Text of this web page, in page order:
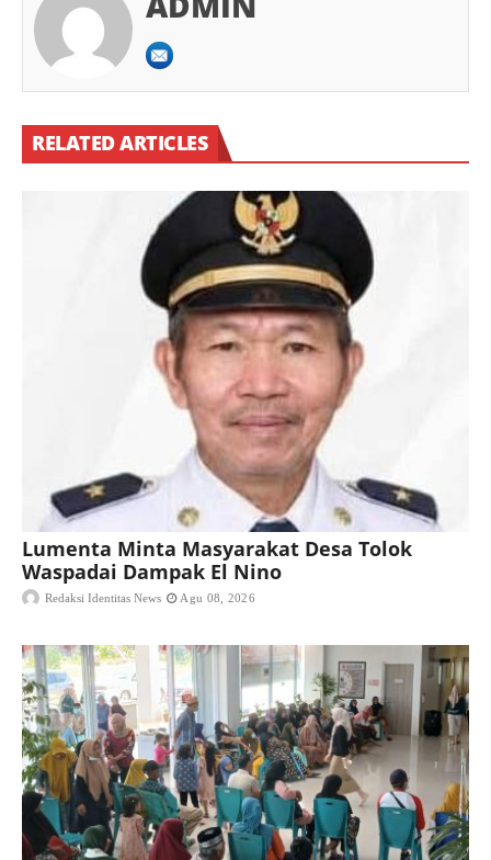
RELATED ARTICLES
Lumenta Minta Masyarakat Desa Tolok
Waspadai Dampak El Nino
Redaksi Identitas News Agu 08, 2026